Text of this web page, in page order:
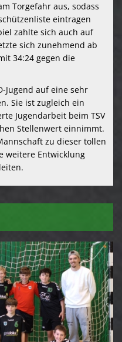
Torgefahr aus, sodass
eintragen
zahlte sich auch auf
sich zunehmend ab
34:24 gegen die
Jugend aufeine sehr
Sie ist zugleich ein
Jugendarbeit beim TSV
Stellenwert einnimmt.
zu dieser tollen
weitere Entwicklung